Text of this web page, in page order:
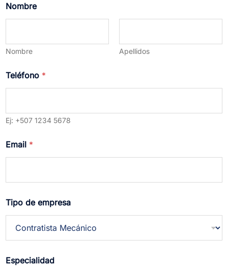
C
u
t
a
m
s
a
d
o
a
Nombre
Nombre Apellidos
Teléfono *
Ej: +507 1234 5678
Email *
Tipo de empresa
Especialidad